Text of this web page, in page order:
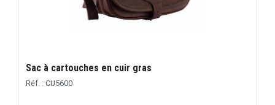
Sac à cartouches en cuir gras
Réf. : CU5600